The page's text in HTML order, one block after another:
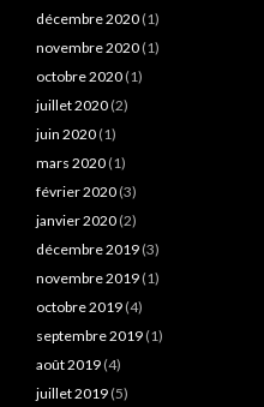
décembre 2020 (1)
novembre 2020 (1)
octobre 2020 (1)
juillet 2020 (2)
juin 2020 (1)
mars 2020 (1)
février 2020 (3)
janvier 2020 (2)
décembre 2019 (3)
novembre 2019 (1)
octobre 2019 (4)
septembre 2019 (1)
août 2019 (4)
juillet 2019 (5)